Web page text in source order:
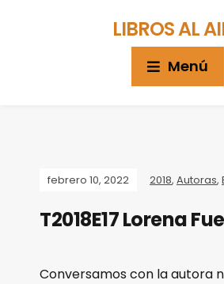
LIBROS AL
Menú
febrero 10, 2022 2018, Autoras,
T2018E17 Lorena
Conversamos con la autora